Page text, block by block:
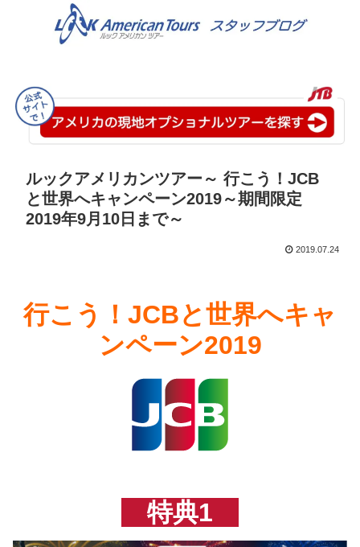
ルックアメリカンツアー～ 行こう！JCB
と世界へキャンペーン2019～期間限定
2019年9月10日まで～
2019.07.24
行こう！JCBと世界へキャ
ンペーン2019
特典1